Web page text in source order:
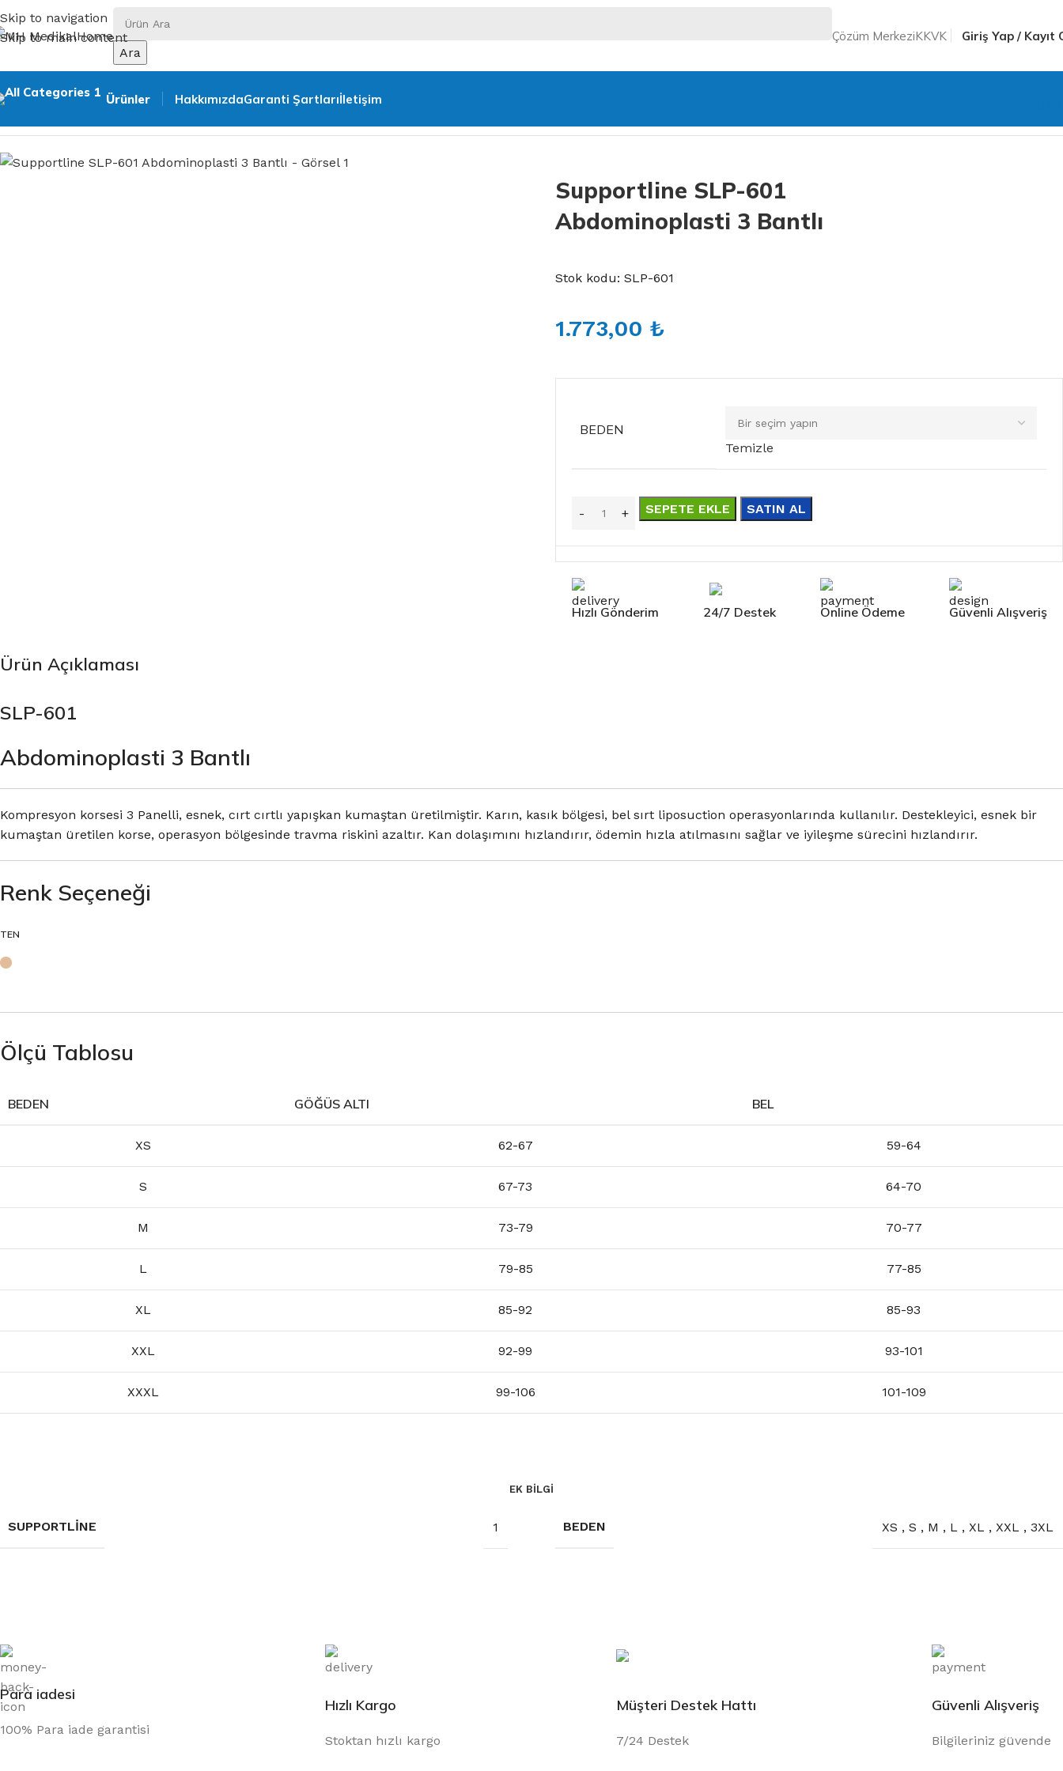
Skip to navigation
Skip to main content
Ara
Çözüm MerkeziKKVK Giriş Yap / Kayıt
Ürünler HakkımızdaGaranti Şartlarıİletişim
Supportline SLP-601
Abdominoplasti 3 Bantlı
Stok kodu: SLP-601
1.773,00 ₺
BEDEN
Temizle
SEPETE EKLE SATIN AL
Hızlı Gönderim 24/7 Destek Online Ödeme Güvenli Alışveriş
Ürün Açıklaması
SLP-601
Abdominoplasti 3 Bantlı
Kompresyon korsesi 3 Panelli, esnek, cırt cırtlı yapışkan kumaştan üretilmiştir. Karın, kasık bölgesi, bel sırt liposuction operasyonlarında kullanılır. Destekleyici, esnek bir
kumaştan üretilen korse, operasyon bölgesinde travma riskini azaltır. Kan dolaşımını hızlandırır, ödemin hızla atılmasını sağlar ve iyileşme sürecini hızlandırır.
Renk Seçeneği
TEN
Ölçü Tablosu
BEDEN GÖĞÜS ALTI BEL
XS 62-67 59-64
S 67-73 64-70
M 73-79 70-77
L 79-85 77-85
XL 85-92 85-93
XXL 92-99 93-101
XXXL 99-106 101-109
EK BILGI
SUPPORTLINE 1 BEDEN XS , S , M , L , XL , XXL , 3XL
Para iadesi
100% Para iade garantisi
Hızlı Kargo
Stoktan hızlı kargo
Müşteri Destek Hattı
7/24 Destek
Güvenli Alışveriş
Bilgileriniz güvende